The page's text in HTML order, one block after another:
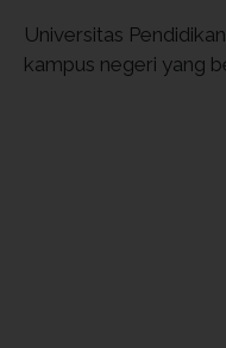
Universitas
kampus negeri yang